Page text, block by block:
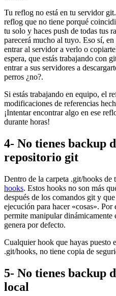
Tu reflog no está en tu servidor
reflog que no tiene porqué
tu solo y haces push de todas tus
parecerá mucho al tuyo. Eso sí, en
entrar al servidor a verlo o
espera, que estás trabajando con
entrar a sus servidores a
perros ¿no?.
Si estás trabajando en equipo, el
modificaciones de referencias
¡Intentar encontrar algo en ese
durante horas!
4- No tienes backup
repositorio git
Dentro de la carpeta .git/hooks de
hooks. Estos hooks no son más
después de los comandos git y
ejecución para hacer «cosas». Por
permite manipular dinámicamente
genera por defecto.
Cualquier hook que hayas puesto
.git/hooks, no tiene copia de
5- No tienes backup
local